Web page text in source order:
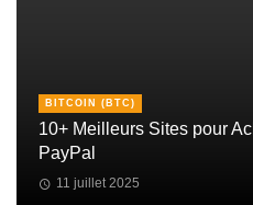
BITCOIN (BTC)
10+ Meilleurs Sites pour
PayPal
11 juillet 2025